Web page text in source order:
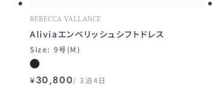
REBECCA VALLANCE
Aliviaエンベリッシュシフトドレス
Size: 9号(M)
¥30,800 3泊4日